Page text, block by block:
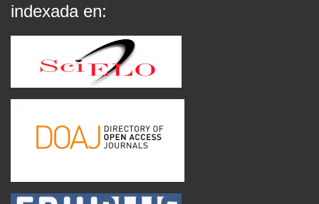
indexada en: